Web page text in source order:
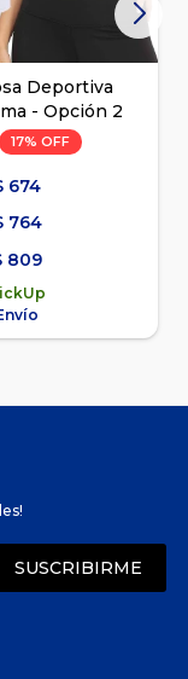
Deportiva
- Opción 2
17
674
764
809
SUSCRIBIRME